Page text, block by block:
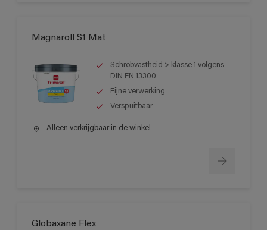
Magnaroll S1 Mat
Schrobvastheid > klasse 1 volgens
DIN EN 13300
Fijne verwerking
Verspuitbaar
Alleen verkrijgbaar in de winkel
Globaxane Flex